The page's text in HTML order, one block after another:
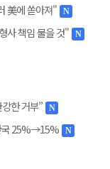
美에 쏟아져" N
사 책임 물을 것" N
한 거부” N
국 25%→15% N